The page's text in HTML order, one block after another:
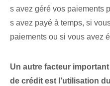
s avez géré vos paiements
s avez payé à temps, si
paiements ou si vous avez
Un autre facteur
de crédit est l’utilisation